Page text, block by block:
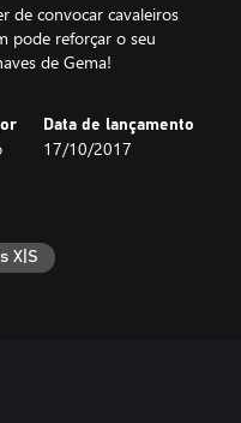
de convocar cavaleiros
pode reforçar o seu
de Gema!
Data de lançamento
17/10/2017
X|S